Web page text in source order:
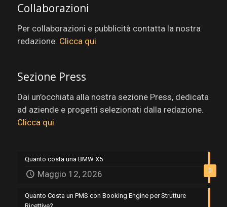
Collaborazioni
Per collaborazioni e pubblicità contatta la nostra
redazione. Clicca qui
Sezione Press
Dai un’occhiata alla nostra sezione Press, dedicata
ad aziende e progetti selezionati dalla redazione.
Clicca qui
0
Quanto costa una BMW X5
Maggio 12, 2026
Quanto Costa un PMS con Booking Engine per Strutture